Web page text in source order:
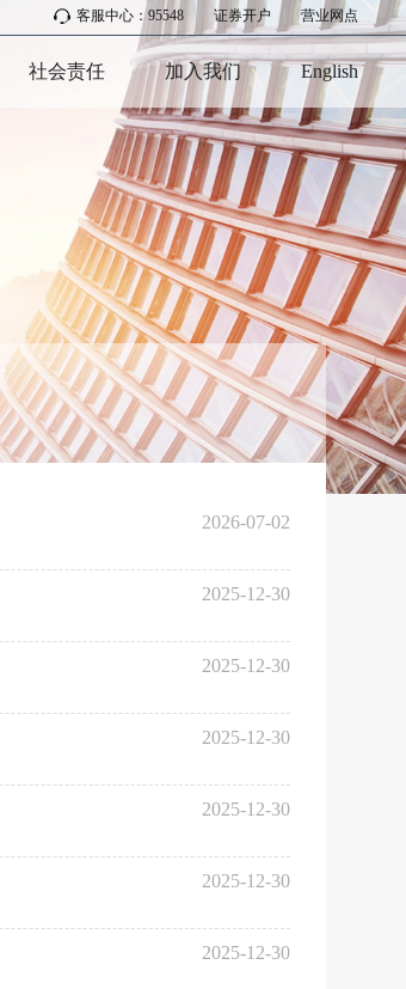
客服中心：95548 | 证券开户 营业网点
社会责任 加入我们 English
2026-07-02
2025-12-30
2025-12-30
2025-12-30
2025-12-30
2025-12-30
2025-12-30